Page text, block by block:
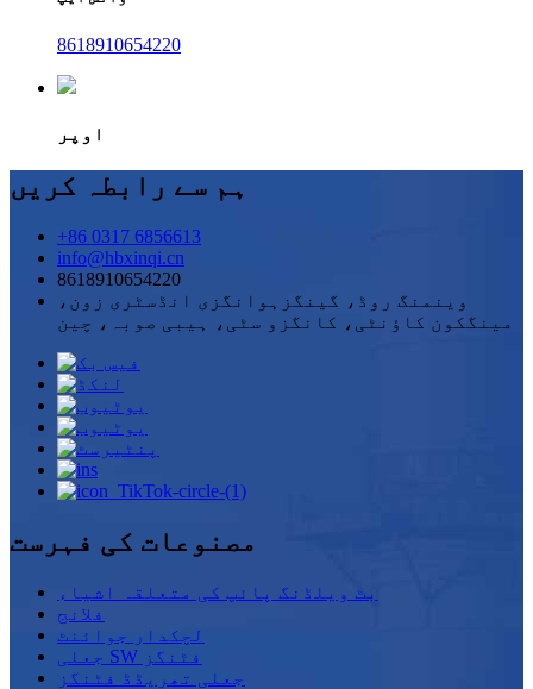
8618910654220
اوپر
ہم سے رابطہ کریں
+86 0317 6856613
info@hbxinqi.cn
8618910654220
وینمنگ روڈ، گینگزہوانگزی انڈسٹری زون،
مینگکون کاؤنٹی، کانگزو سٹی، ہیبی صوبہ، چین
مصنوعات کی فہرست
بٹ ویلڈنگ پائپ کی متعلقہ اشیاء
فلانج
لچکدار جوائنٹ
جعلی SW فٹنگز
جعلی تھریڈڈ فٹنگز